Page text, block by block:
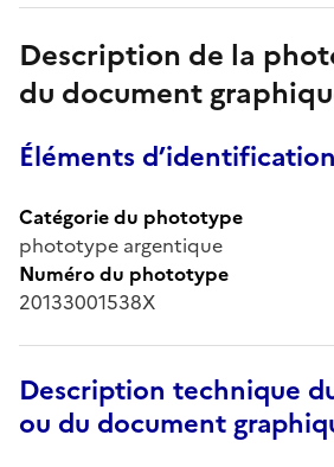
Description de la
du document
Éléments d’identification
Catégorie du phototype
phototype argentique
Numéro du phototype
20133001538X
Description technique
ou du document